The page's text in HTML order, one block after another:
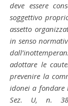
deve essere
soggettivo
assetto
in senso
adottare le
prevenire la
idonei a fondare
Sez. U, n.